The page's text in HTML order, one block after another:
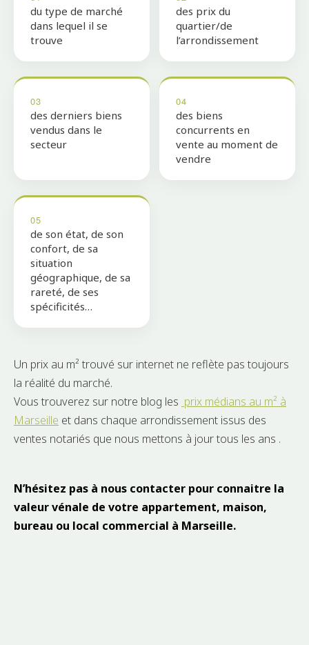
du type de marché
dans lequel il se
trouve
des prix du
quartier/de
l’arrondissement
03
des derniers biens
vendus dans le
secteur
04
des biens
concurrents en
vente au moment de
vendre
05
de son état, de son
confort, de sa
situation
géographique, de sa
rareté, de ses
spécificités…
Un prix au m² trouvé sur internet ne reflète pas toujours
la réalité du marché.
Vous trouverez sur notre blog les prix médians au m² à
Marseille et dans chaque arrondissement issus des
ventes notariés que nous mettons à jour tous les ans .
N’hésitez pas à nous contacter pour connaitre la
valeur vénale de votre appartement, maison,
bureau ou local commercial à Marseille.